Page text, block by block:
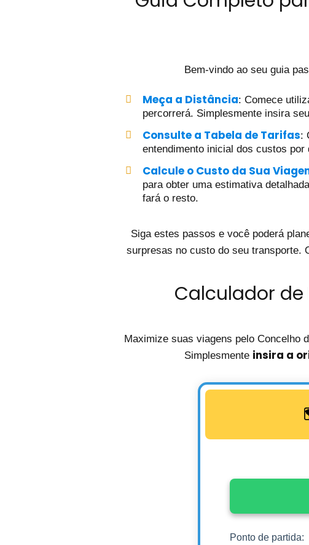
Bem-vindo ao seu guia
Meça a Distância: Comece
percorrerá. Simplesmente insira
Consulte a Tabela de Tarifas:
entendimento inicial dos custos por
Calcule o Custo da Sua
para obter uma estimativa
fará o resto.
Siga estes passos e você poderá
surpresas no custo do seu transporte.
Calculador de
Maximize suas viagens pelo Concelho
Simplesmente insira a
Ponto de partida: